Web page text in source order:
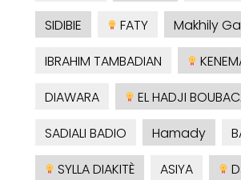
SIDIBIE
FATY
Makhily
IBRAHIM TAMBADIAN
DIAWARA
EL HADJI
SADIALI BADIO
Hamady
SYLLA DIAKITÈ
ASIYA